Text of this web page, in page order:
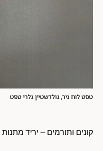
טפט לוח גיר, גולדשטיין גלרי טפט
קונים ותורמים – יריד מתנות